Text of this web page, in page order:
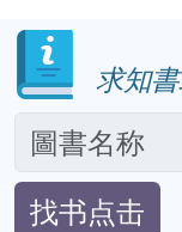
求知
找书点击